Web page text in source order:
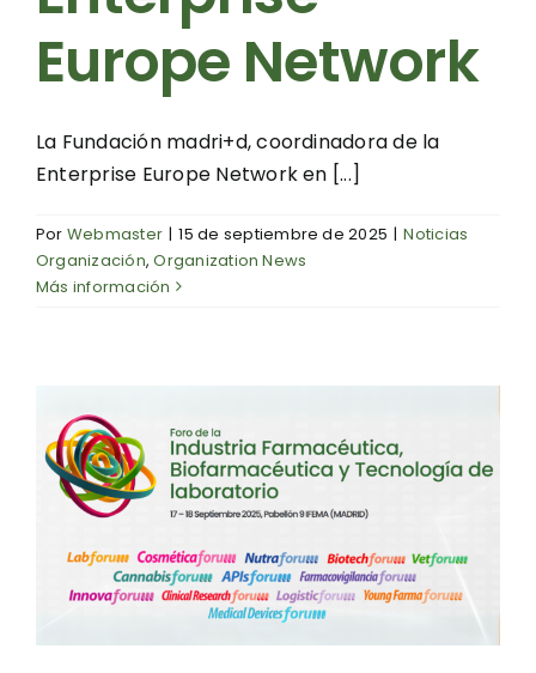
Europe Network
La Fundación madri+d, coordinadora de la
Enterprise Europe Network en [...]
Por Webmaster | 15 de septiembre de 2025 | Noticias
Organización,Organization News
Más información